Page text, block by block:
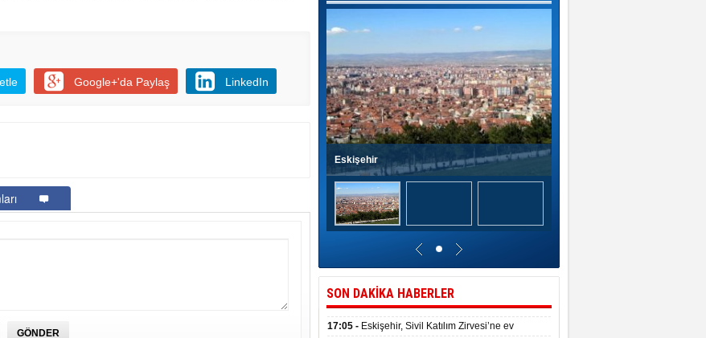
Google+'da Paylaş LinkedIn
Eskişehir
SON DAKİKA HABERLER
17:05 - Eskişehir, Sivil Katılım Zirvesi’ne ev